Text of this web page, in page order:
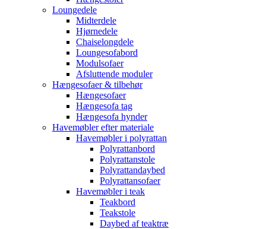
Loungedele
Midterdele
Hjørnedele
Chaiselongdele
Loungesofabord
Modulsofaer
Afsluttende moduler
Hængesofaer & tilbehør
Hængesofaer
Hængesofa tag
Hængesofa hynder
Havemøbler efter materiale
Havemøbler i polyrattan
Polyrattanbord
Polyrattanstole
Polyrattandaybed
Polyrattansofaer
Havemøbler i teak
Teakbord
Teakstole
Daybed af teaktræ